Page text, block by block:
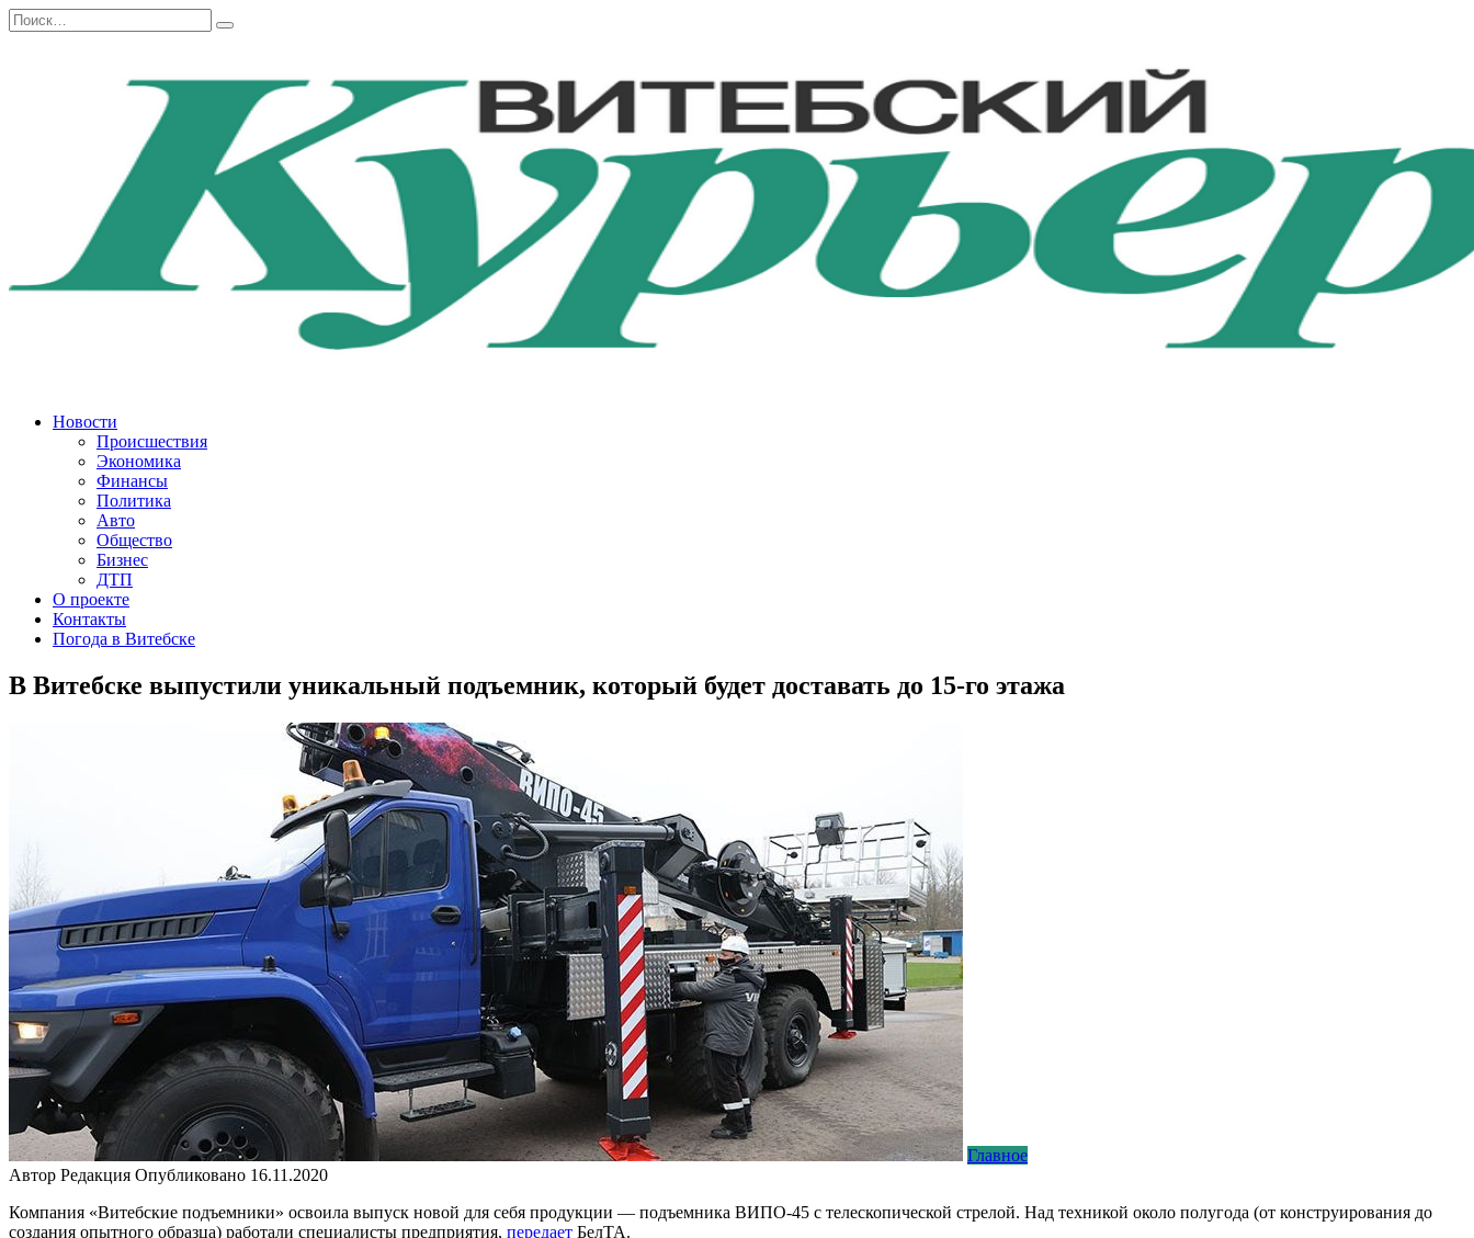
Перейти
к
Search
for:
Новости
Происшествия
Экономика
Финансы
Политика
Авто
Общество
Бизнес
ДТП
О проекте
Контакты
Погода в Витебске
В Витебске выпустили уникальный подъемник, который будет доставать до 15-го этажа
Главное
Автор Редакция Опубликовано 16.11.2020
Компания «Витебские подъемники» освоила выпуск новой для себя продукции — подъемника ВИПО-45 с телескопической стрелой. Над техникой около полугода (от конструирования до
создания опытного образца) работали специалисты предприятия, передает БелТА.